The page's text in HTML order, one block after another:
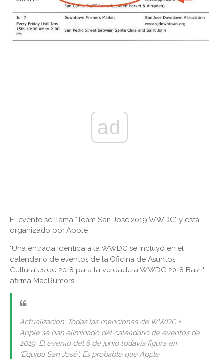
ad
El evento se llama "Team San Jose 2019 WWDC" y está
organizado por Apple.
"Una entrada idéntica a la WWDC se incluyó en el
calendario de eventos de la Oficina de Asuntos
Culturales de 2018 para la verdadera WWDC 2018 Bash",
afirma MacRumors.
Actualización: Todas las menciones de WWDC +
Apple se han eliminado del calendario de eventos de
2019. El evento del 6 de junio todavía figura en
"Equipo San José". Es probable que Apple